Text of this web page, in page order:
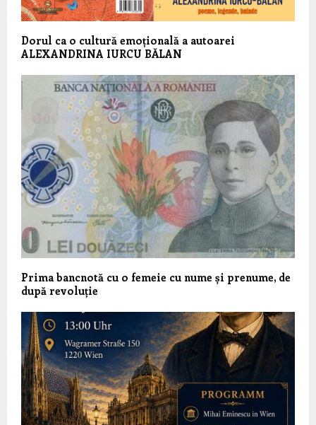
Dorul ca o cultură emoțională a autoarei
ALEXANDRINA IURCU BĂLAN
Prima bancnotă cu o femeie cu nume și prenume, de
după revoluție